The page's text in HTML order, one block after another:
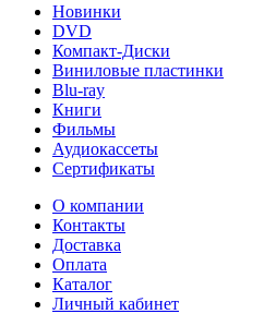
Новинки
DVD
Компакт-Диски
Виниловые пластинки
Blu-ray
Книги
Фильмы
Аудиокассеты
Сертификаты
О компании
Контакты
Доставка
Оплата
Каталог
Личный кабинет